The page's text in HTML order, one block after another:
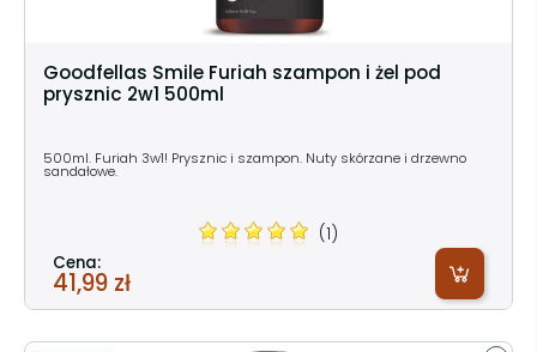
Goodfellas Smile Furiah szampon i żel pod
prysznic 2w1 500ml
500ml. Furiah 3w1! Prysznic i szampon. Nuty skórzane i drzewno
sandałowe.
(1)
Cena:
41,99 zł